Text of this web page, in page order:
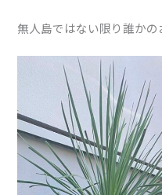
無人島ではない限り誰かの